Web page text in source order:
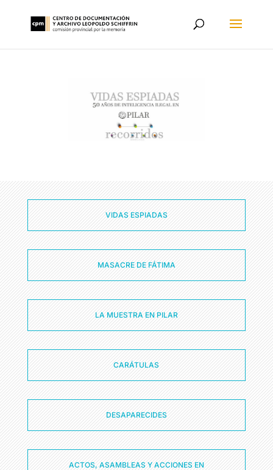
VIDAS ESPIADAS
MASACRE DE FÁTIMA
LA MUESTRA EN PILAR
CARÁTULAS
DESAPARECIDES
ACTOS, ASAMBLEAS Y ACCIONES EN